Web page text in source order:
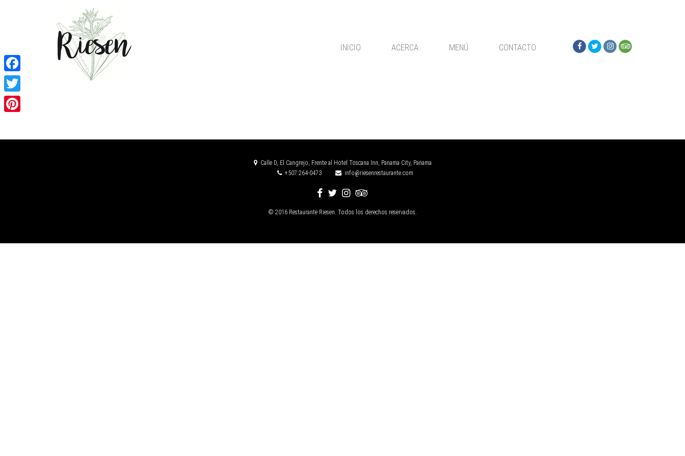
INICIO ACERCA MENÚ CONTACTO
Calle D, El Cangrejo, Frente al Hotel Toscana Inn, Panama City, Panama
+507 264-0473
info@riesenrestaurante.com
© 2016 Restaurante Riesen. Todos los derechos reservados.
Facebook
Twitter